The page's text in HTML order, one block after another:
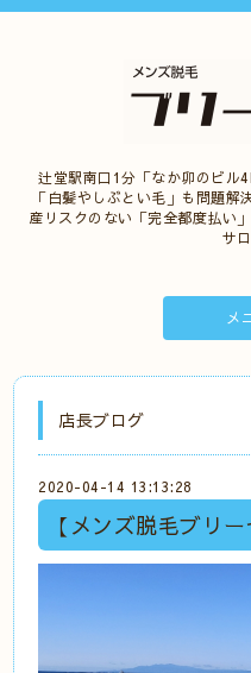
辻堂駅南口1分「なか卯のビル
「白髪やしぶとい毛」も問題
産リスクのない「完全都度払い
サ
メ
店長ブログ
2020-04-14 13:13:28
【メンズ脱毛ブリ